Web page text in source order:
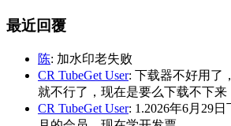
最近回覆
陈: 加水印老失败
CR TubeGet User: 下载器不好用了
就不行了，现在是要么下载不下来
CR TubeGet User: 1.2026年6月29